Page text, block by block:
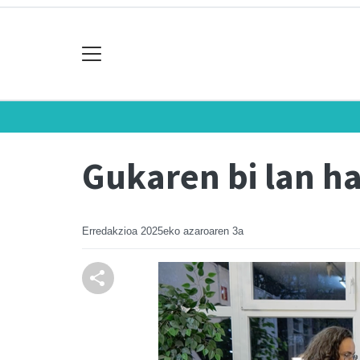
Gukaren bi lan
Erredakzioa 2025eko azaroaren 3a